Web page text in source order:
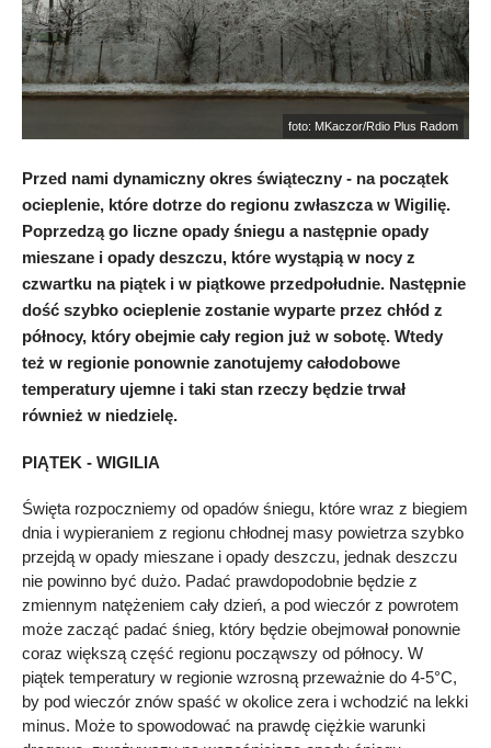
foto: MKaczor/Rdio Plus Radom
Przed nami dynamiczny okres świąteczny - na początek
ocieplenie, które dotrze do regionu zwłaszcza w Wigilię.
Poprzedzą go liczne opady śniegu a następnie opady
mieszane i opady deszczu, które wystąpią w nocy z
czwartku na piątek i w piątkowe przedpołudnie. Następnie
dość szybko ocieplenie zostanie wyparte przez chłód z
północy, który obejmie cały region już w sobotę. Wtedy
też w regionie ponownie zanotujemy całodobowe
temperatury ujemne i taki stan rzeczy będzie trwał
również w niedzielę.
PIĄTEK - WIGILIA
Święta rozpoczniemy od opadów śniegu, które wraz z biegiem
dnia i wypieraniem z regionu chłodnej masy powietrza szybko
przejdą w opady mieszane i opady deszczu, jednak deszczu
nie powinno być dużo. Padać prawdopodobnie będzie z
zmiennym natężeniem cały dzień, a pod wieczór z powrotem
może zacząć padać śnieg, który będzie obejmował ponownie
coraz większą część regionu począwszy od północy. W
piątek temperatury w regionie wzrosną przeważnie do 4-5°C,
by pod wieczór znów spaść w okolice zera i wchodzić na lekki
minus. Może to spowodować na prawdę ciężkie warunki